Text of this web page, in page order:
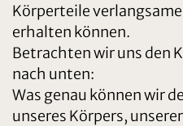
Körperteile
erhalten können.
Betrachten wir uns den
nach unten:
Was genau können wir
unseres Körpers,